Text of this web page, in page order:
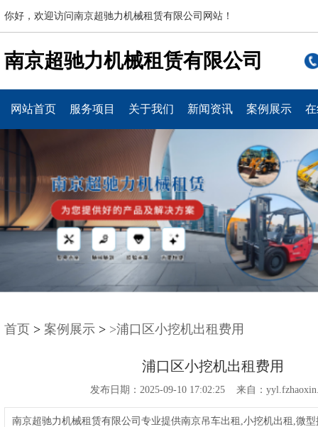
你好，欢迎访问南京超驰力机械租赁有限公司网站！
南京超驰力机械租赁有限公司
网站首页 服务项目 关于我们 新闻资讯 案例展示
首页 > 案例展示 > >浦口区小挖机出租费用
浦口区小挖机出租费用
发布日期：2025-09-10 17:02:25 来自：
南京超驰力机械租赁有限公司专业提供南京吊车出租,小挖机出租,微